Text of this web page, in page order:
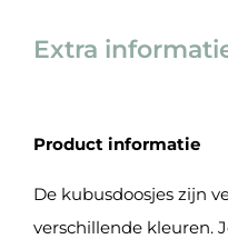
Extra
Product informatie
De kubusdoosjes zijn
verschillende kleuren.